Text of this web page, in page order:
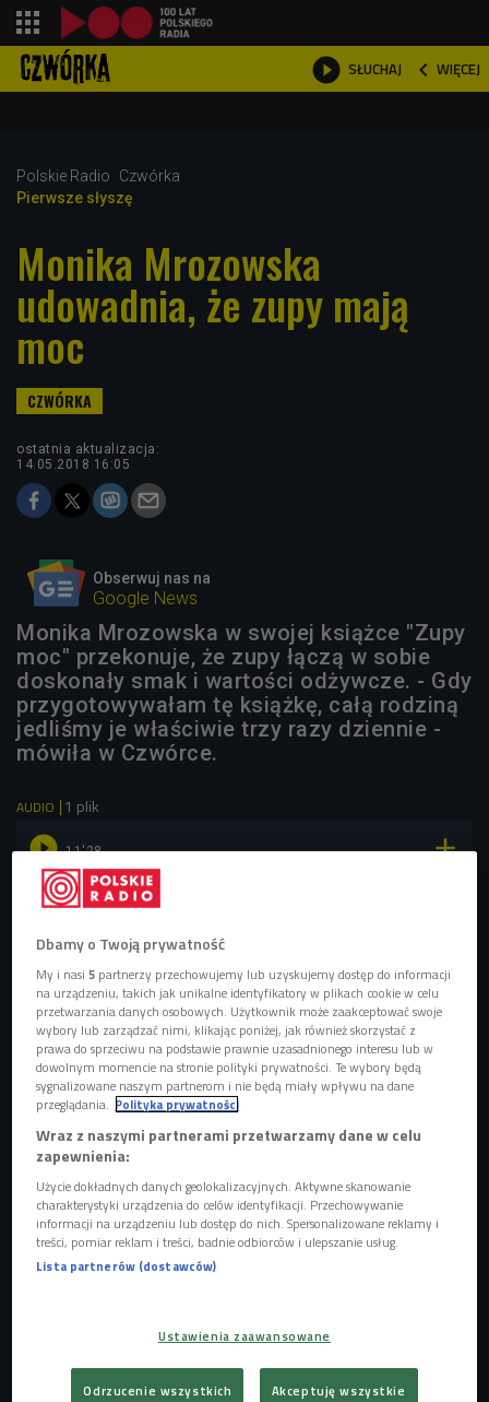
 SŁUCHAJ  WIĘCEJ

Polskie Radio
Czwórka
Pierwsze słyszę
Monika Mrozowska
udowadnia, że zupy mają
moc
ostatnia aktualizacja:
14.05.2018 16:05
Obserwuj nas na
Google News
Monika Mrozowska w swojej książce "Zupy
moc" przekonuje, że zupy łączą w sobie
doskonały smak i wartości odżywcze. - Gdy
przygotowywałam tę książkę, całą rodziną
jedliśmy je właściwie trzy razy dziennie -
mówiła w Czwórce.
AUDIO 1 plik
 11'28 
Monika Mrozowska mówi o książce "Zupy moc" i poleca
swoje ulubione przepisy (Pierwsze słyszę/Czwórka)
Monika Mrozowska i Kamila Dębczak w studiu Czwórki
Foto: Monika
Góral/Czwórka
Jestem fanką bardziej sycących śniadań, zamiast lekkich
okresie jesienno-zimowym zupy są u mnie w domu na
Dbamy o Twoją prywatność
My i nasi5 partnerzy przechowujemy lub uzyskujemy dostęp do informacji
na urządzeniu, takich jak unikalne identyfikatory w plikach cookie w celu
przetwarzania danych osobowych. Użytkownik może zaakceptować swoje
wybory lub zarządzać nimi, klikając poniżej, jak również skorzystać z
prawa do sprzeciwu na podstawie prawnie uzasadnionego interesu lub w
dowolnym momencie na stronie polityki prywatności. Te wybory będą
sygnalizowane naszym partnerom i nie będą miały wpływu na dane
przeglądania. Polityka prywatności
Wraz z naszymi partnerami przetwarzamy dane w celu
zapewnienia:
Użycie dokładnych danych geolokalizacyjnych. Aktywne skanowanie
charakterystyki urządzenia do celów identyfikacji. Przechowywanie
informacji na urządzeniu lub dostęp do nich. Spersonalizowane reklamy i
treści, pomiar reklam i treści, badnie odbiorców i ulepszanie usług.
Lista partnerów (dostawców)
Ustawienia zaawansowane
Odrzucenie wszystkich Akceptuję wszystkie